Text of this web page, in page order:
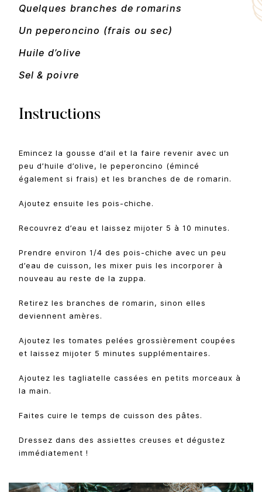
Quelques branches de romarins
Un peperoncino (frais ou sec)
Huile d’olive
Sel & poivre
Instructions
Emincez la gousse d’ail et la faire revenir avec un
peu d’huile d’olive, le peperoncino (émincé
également si frais) et les branches de de romarin.
Ajoutez ensuite les pois-chiche.
Recouvrez d’eau et laissez mijoter 5 à 10 minutes.
Prendre environ 1/4 des pois-chiche avec un peu
d’eau de cuisson, les mixer puis les incorporer à
nouveau au reste de la zuppa.
Retirez les branches de romarin, sinon elles
deviennent amères.
Ajoutez les tomates pelées grossièrement coupées
et laissez mijoter 5 minutes supplémentaires.
Ajoutez les tagliatelle cassées en petits morceaux à
la main.
Faites cuire le temps de cuisson des pâtes.
Dressez dans des assiettes creuses et dégustez
immédiatement !